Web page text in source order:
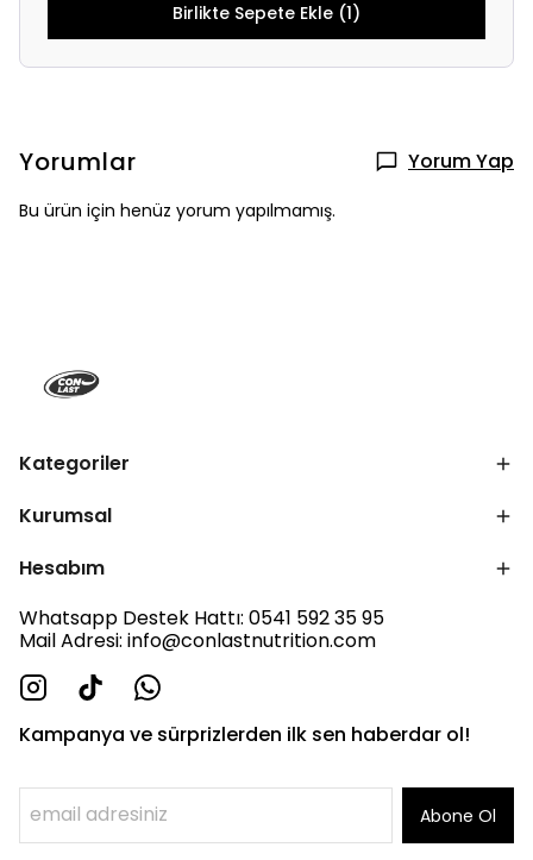
Birlikte Sepete Ekle (1)
Yorumlar Yorum Yap
Bu ürün için henüz yorum yapılmamış.
Kategoriler
Kurumsal
Hesabım
Whatsapp Destek Hattı: 0541 592 35 95
Mail Adresi: info@conlastnutrition.com
Kampanya ve sürprizlerden ilk sen haberdar ol!
Abone Ol